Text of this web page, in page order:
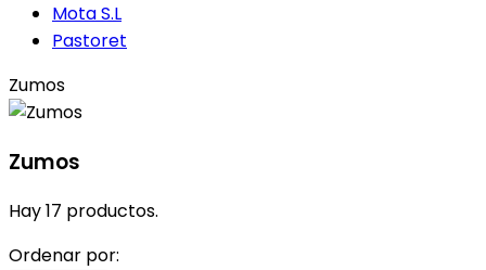
Mota S.L
Pastoret
Zumos
Zumos
Hay 17 productos.
Ordenar por: